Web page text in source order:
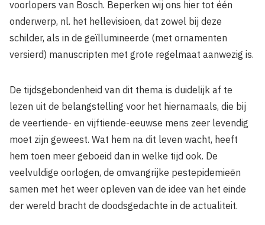
voorlopers van Bosch. Beperken wij ons hier tot één
onderwerp, nl. het hellevisioen, dat zowel bij deze
schilder, als in de geïllumineerde (met ornamenten
versierd) manuscripten met grote regelmaat aanwezig is.
De tijdsgebondenheid van dit thema is duidelijk af te
lezen uit de belangstelling voor het hiernamaals, die bij
de veertiende- en vijftiende-eeuwse mens zeer levendig
moet zijn geweest. Wat hem na dit leven wacht, heeft
hem toen meer geboeid dan in welke tijd ook. De
veelvuldige oorlogen, de omvangrijke pestepidemieën
samen met het weer opleven van de idee van het einde
der wereld bracht de doodsgedachte in de actualiteit.